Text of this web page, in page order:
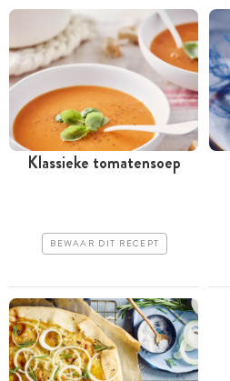
Klassieke tomatensoep
BEWAAR DIT RECEPT